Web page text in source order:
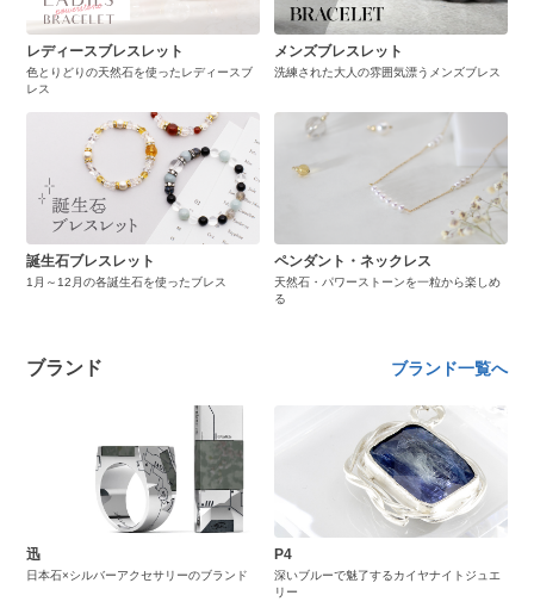
レディースブレスレット
色とりどりの天然石を使ったレディースブ
レス
メンズブレスレット
洗練された大人の雰囲気漂うメンズブレス
誕生石ブレスレット
1月～12月の各誕生石を使ったブレス
ペンダント・ネックレス
天然石・パワーストーンを一粒から楽しめ
る
ブランド ブランド一覧へ
迅
日本石×シルバーアクセサリーのブランド
P4
深いブルーで魅了するカイヤナイトジュエ
リー